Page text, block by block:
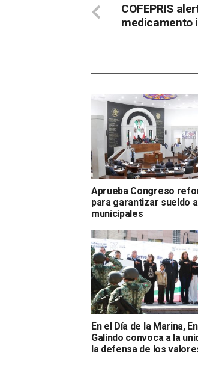
COFEPRIS
medicamento
Aprueba Congreso
para garantizar sueldo
municipales
En el Día de la Marina,
Galindo convoca a la
la defensa de los